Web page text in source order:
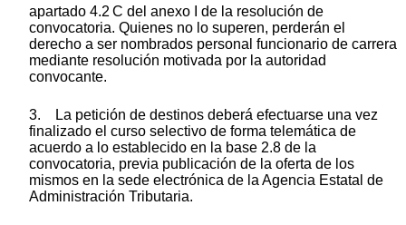
apartado 4.2 C del anexo I de la resolución de
convocatoria. Quienes no lo superen, perderán el
derecho a ser nombrados personal funcionario de carrera
mediante resolución motivada por la autoridad
convocante.
3. La petición de destinos deberá efectuarse una vez
finalizado el curso selectivo de forma telemática de
acuerdo a lo establecido en la base 2.8 de la
convocatoria, previa publicación de la oferta de los
mismos en la sede electrónica de la Agencia Estatal de
Administración Tributaria.